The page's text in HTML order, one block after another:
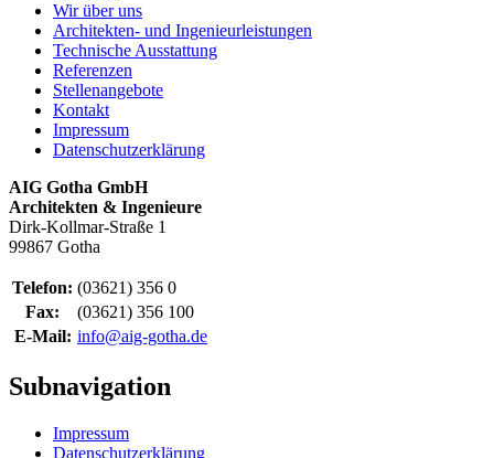
Wir über uns
Architekten- und Ingenieurleistungen
Technische Ausstattung
Referenzen
Stellenangebote
Kontakt
Impressum
Datenschutzerklärung
AIG Gotha GmbH
Architekten & Ingenieure
Dirk-Kollmar-Straße 1
99867 Gotha
Telefon: (03621) 356 0
Fax:
(03621) 356 100
E-Mail: info@aig-gotha.de
Subnavigation
Impressum
Datenschutzerklärung